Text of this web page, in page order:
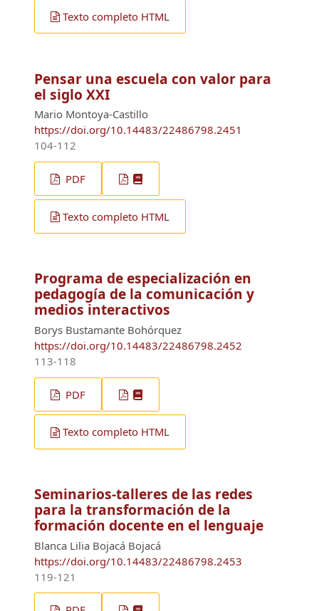
Texto completo HTML
Pensar una escuela con valor para
el siglo XXI
Mario Montoya-Castillo
https://doi.org/10.14483/22486798.2451
104-112
PDF
Texto completo HTML
Programa de especialización en
pedagogía de la comunicación y
medios interactivos
Borys Bustamante Bohórquez
https://doi.org/10.14483/22486798.2452
113-118
PDF
Texto completo HTML
Seminarios-talleres de las redes
para la transformación de la
formación docente en el lenguaje
Blanca Lilia Bojacá Bojacá
https://doi.org/10.14483/22486798.2453
119-121